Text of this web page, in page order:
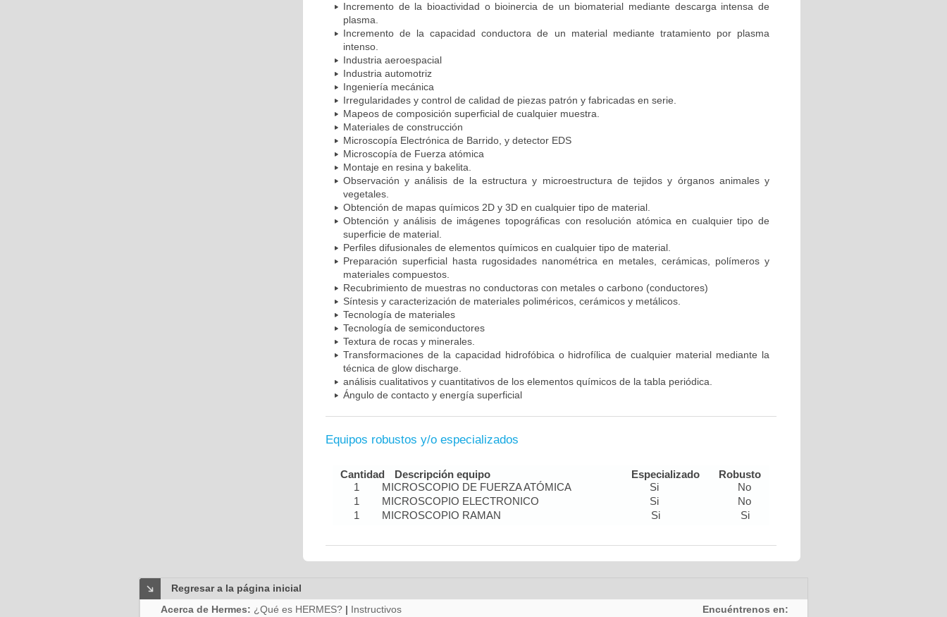
Incremento de la bioactividad o bioinercia de un biomaterial mediante descarga intensa de
plasma.
Incremento de la capacidad conductora de un material mediante tratamiento por plasma
intenso.
Industria aeroespacial
Industria automotriz
Ingeniería mecánica
Irregularidades y control de calidad de piezas patrón y fabricadas en serie.
Mapeos de composición superficial de cualquier muestra.
Materiales de construcción
Microscopía Electrónica de Barrido, y detector EDS
Microscopía de Fuerza atómica
Montaje en resina y bakelita.
Observación y análisis de la estructura y microestructura de tejidos y órganos animales y
vegetales.
Obtención de mapas químicos 2D y 3D en cualquier tipo de material.
Obtención y análisis de imágenes topográficas con resolución atómica en cualquier tipo de
superficie de material.
Perfiles difusionales de elementos químicos en cualquier tipo de material.
Preparación superficial hasta rugosidades nanométrica en metales, cerámicas, polímeros y
materiales compuestos.
Recubrimiento de muestras no conductoras con metales o carbono (conductores)
Síntesis y caracterización de materiales poliméricos, cerámicos y metálicos.
Tecnología de materiales
Tecnología de semiconductores
Textura de rocas y minerales.
Transformaciones de la capacidad hidrofóbica o hidrofílica de cualquier material mediante la
técnica de glow discharge.
análisis cualitativos y cuantitativos de los elementos químicos de la tabla periódica.
Ángulo de contacto y energía superficial
Equipos robustos y/o especializados
Cantidad Descripción equipo Especializado
Robusto
1
MICROSCOPIO DE FUERZA ATÓMICA Si
No
1
MICROSCOPIO ELECTRONICO Si
No
1
MICROSCOPIO RAMAN Si Si
Regresar a la página inicial
Acerca de Hermes: ¿Qué es HERMES? | Instructivos Encuéntrenos en: